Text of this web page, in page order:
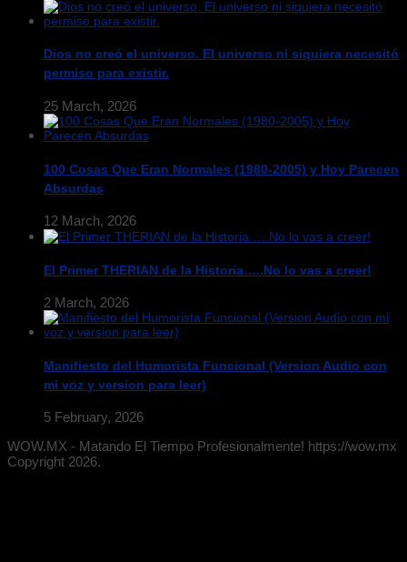
Dios no creó el universo. El universo ni siquiera necesitó
permiso para existir.
25 March, 2026
100 Cosas Que Eran Normales (1980-2005) y Hoy Parecen
Absurdas
12 March, 2026
El Primer THERIAN de la Historia…..No lo vas a creer!
2 March, 2026
Manifiesto del Humorista Funcional (Version Audio con
mi voz y version para leer)
5 February, 2026
WOW.MX - Matando El Tiempo Profesionalmente! https://wow.mx
Copyright 2026.